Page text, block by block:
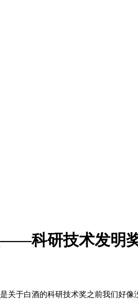
——科研技术发明
关于白酒的科研技术奖之前我们好